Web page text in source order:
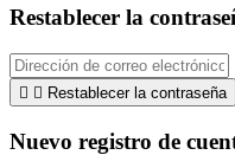
Restablecer la
  Restablecer la contraseña
Nuevo registro de